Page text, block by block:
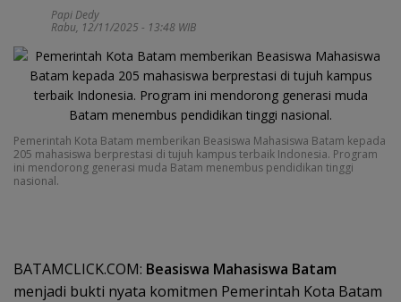
Papi Dedy
Rabu, 12/11/2025 - 13:48 WIB
Pemerintah Kota Batam memberikan Beasiswa Mahasiswa Batam kepada
205 mahasiswa berprestasi di tujuh kampus terbaik Indonesia. Program
ini mendorong generasi muda Batam menembus pendidikan tinggi
nasional.
BATAMCLICK.COM: Beasiswa Mahasiswa Batam
menjadi bukti nyata komitmen Pemerintah Kota Batam